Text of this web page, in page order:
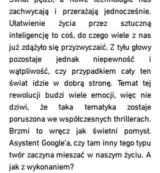
zachwycają i przerażają jednocześnie.
Ułatwienie życia przez sztuczną
inteligencję to coś, do czego wiele z nas
już zdążyło się przyzwyczaić. Z tyłu głowy
pozostaje jednak niepewność i
wątpliwość, czy przypadkiem cały ten
świat idzie w dobrą stronę. Temat tej
rewolucji budzi wiele emocji, więc nie
dziwi, że taka tematyka zostaje
poruszona we współczesnych thrillerach.
Brzmi to wręcz jak świetni pomysł.
Asystent Google'a, czy tam inny tego typu
twór zaczyna mieszać w naszym życiu. A
jak z wykonaniem?